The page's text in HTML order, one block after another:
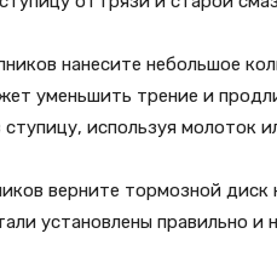
нанесите небольшое
уменьшить трение и
используя молоток
верните тормозной диск
установлены правильно и